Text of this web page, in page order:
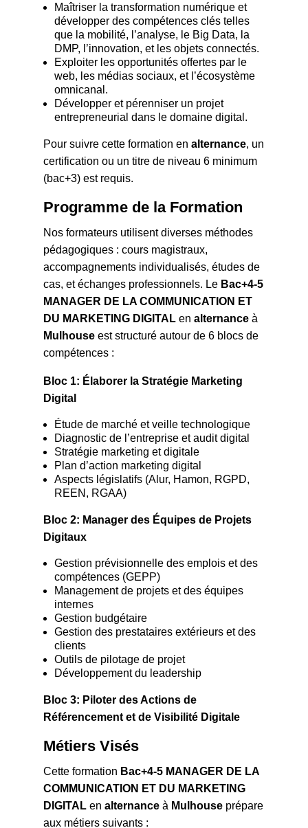
Maîtriser la transformation numérique et
développer des compétences clés telles
que la mobilité, l’analyse, le Big Data, la
DMP, l’innovation, et les objets connectés.
Exploiter les opportunités offertes par le
web, les médias sociaux, et l’écosystème
omnicanal.
Développer et pérenniser un projet
entrepreneurial dans le domaine digital.
Pour suivre cette formation en alternance, un
certification ou un titre de niveau 6 minimum
(bac+3) est requis.
Programme de la Formation
Nos formateurs utilisent diverses méthodes
pédagogiques : cours magistraux,
accompagnements individualisés, études de
cas, et échanges professionnels. Le Bac+4-5
MANAGER DE LA COMMUNICATION ET
DU MARKETING DIGITALen alternanceà
Mulhouseest structuré autour de 6 blocs de
compétences :
Bloc 1: Élaborer la Stratégie Marketing
Digital
Étude de marché et veille technologique
Diagnostic de l’entreprise et audit digital
Stratégie marketing et digitale
Plan d’action marketing digital
Aspects législatifs (Alur, Hamon, RGPD,
REEN, RGAA)
Bloc 2: Manager des Équipes de Projets
Digitaux
Gestion prévisionnelle des emplois et des
compétences (GEPP)
Management de projets et des équipes
internes
Gestion budgétaire
Gestion des prestataires extérieurs et des
clients
Outils de pilotage de projet
Développement du leadership
Bloc 3: Piloter des Actions de
Référencement et de Visibilité Digitale
Métiers Visés
Cette formation Bac+4-5 MANAGER DE LA
COMMUNICATION ET DU MARKETING
DIGITAL en alternanceà Mulhouseprépare
aux métiers suivants :